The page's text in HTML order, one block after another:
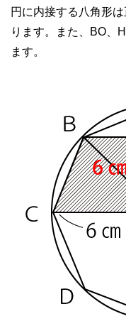
円に内接する八角形
ります。また、BO、
ます。